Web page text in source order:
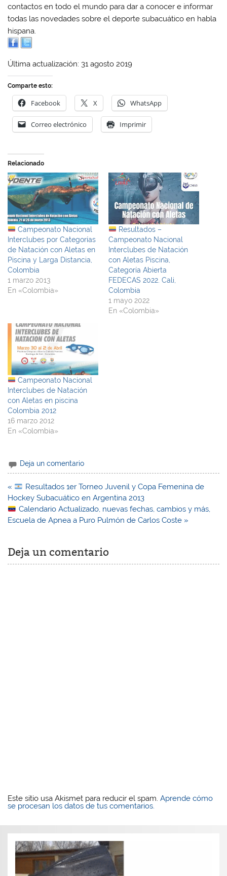
contactos en todo el mundo para dar a conocer e informar
todas las novedades sobre el deporte subacuático en habla
hispana.
Última actualización: 31 agosto 2019
Comparte esto:
Facebook X WhatsApp
Correo electrónico Imprimir
Relacionado
Campeonato Nacional
Interclubes por Categorías
de Natación con Aletas en
Piscina y Larga Distancia,
Colombia
1 marzo 2013
En «Colombia»
Resultados –
Campeonato Nacional
Interclubes de Natación
con Aletas Piscina,
Categoría Abierta
FEDECAS 2022. Cali,
Colombia
1 mayo 2022
En «Colombia»
Campeonato Nacional
Interclubes de Natación
con Aletas en piscina
Colombia 2012
16 marzo 2012
En «Colombia»
Deja un comentario
Navegación
de
entradas
«
Resultados 1er Torneo Juvenil y Copa Femenina de
Hockey Subacuático en Argentina 2013
Calendario Actualizado, nuevas fechas, cambios y más,
Escuela de Apnea a Puro Pulmón de Carlos Coste »
Deja un comentario
Este sitio usa Akismet para reducir el spam.Aprende cómo
se procesan los datos de tus comentarios.